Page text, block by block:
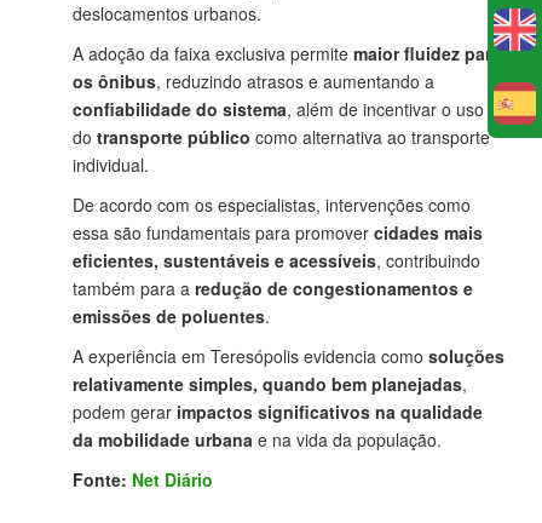
deslocamentos urbanos.
A adoção da faixa exclusiva permite maior fluidez para
os ônibus, reduzindo atrasos e aumentando a
confiabilidade do sistema, além de incentivar o uso
do transporte público como alternativa ao transporte
individual.
De acordo com os especialistas, intervenções como
essa são fundamentais para promover cidades mais
eficientes, sustentáveis e acessíveis, contribuindo
também para a redução de congestionamentos e
emissões de poluentes.
A experiência em Teresópolis evidencia como soluções
relativamente simples, quando bem planejadas,
podem gerar impactos significativos na qualidade
da mobilidade urbana e na vida da população.
Fonte: Net Diário